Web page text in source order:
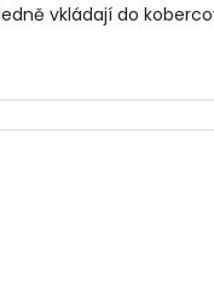
vkládají do